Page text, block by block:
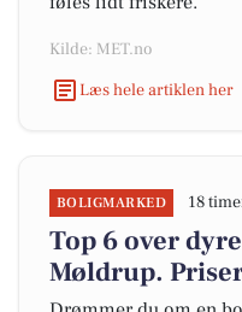
Kilde: MET.no
Læs hele artiklen her
BOLIGMARKED 18
Top 6 over
Møldrup.